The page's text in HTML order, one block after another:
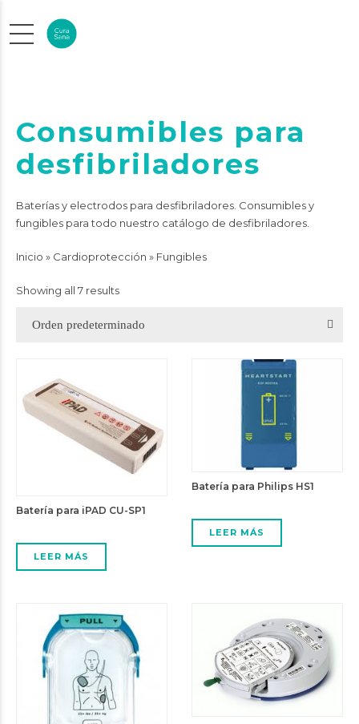
Consumibles para
desfibriladores
Baterías y electrodos para desfibriladores. Consumibles y
fungibles para todo nuestro catálogo de desfibriladores.
Inicio » Cardioprotección » Fungibles
Showing all 7 results
Orden predeterminado
Batería para iPAD CU-SP1
LEER MÁS
Batería para Philips HS1
LEER MÁS